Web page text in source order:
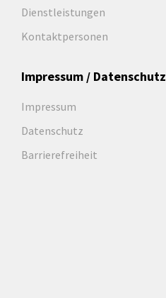
Dienstleistungen
Kontaktpersonen
Impressum / Datenschutz
Impressum
Datenschutz
Barrierefreiheit